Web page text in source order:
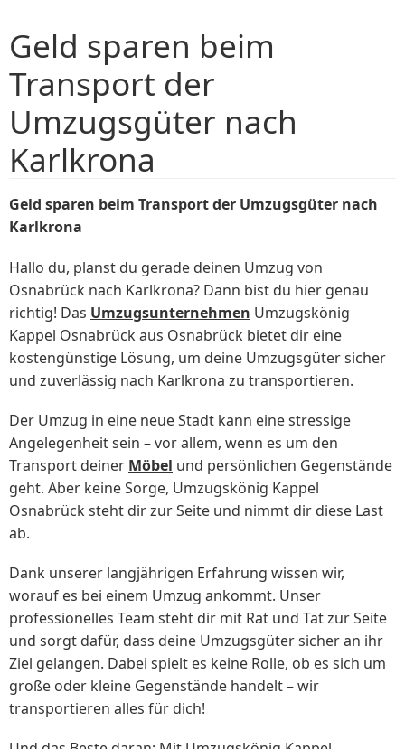
Geld sparen beim
Transport der
Umzugsgüter nach
Karlkrona
Geld sparen beim Transport der Umzugsgüter nach
Karlkrona
Hallo du, planst du gerade deinen Umzug von
Osnabrück nach Karlkrona? Dann bist du hier genau
richtig! Das Umzugsunternehmen Umzugskönig
Kappel Osnabrück aus Osnabrück bietet dir eine
kostengünstige Lösung, um deine Umzugsgüter sicher
und zuverlässig nach Karlkrona zu transportieren.
Der Umzug in eine neue Stadt kann eine stressige
Angelegenheit sein – vor allem, wenn es um den
Transport deiner Möbel und persönlichen Gegenstände
geht. Aber keine Sorge, Umzugskönig Kappel
Osnabrück steht dir zur Seite und nimmt dir diese Last
ab.
Dank unserer langjährigen Erfahrung wissen wir,
worauf es bei einem Umzug ankommt. Unser
professionelles Team steht dir mit Rat und Tat zur Seite
und sorgt dafür, dass deine Umzugsgüter sicher an ihr
Ziel gelangen. Dabei spielt es keine Rolle, ob es sich um
große oder kleine Gegenstände handelt – wir
transportieren alles für dich!